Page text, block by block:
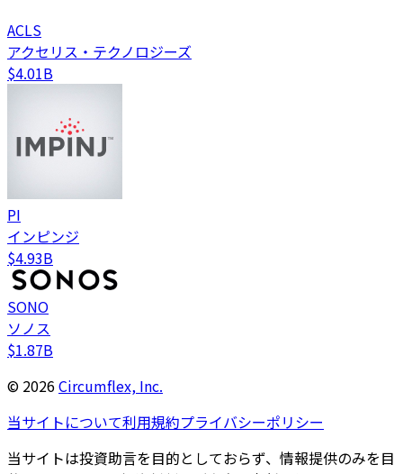
ACLS
アクセリス・テクノロジーズ
$4.01B
PI
インピンジ
$4.93B
SONO
ソノス
$1.87B
© 2026Circumflex, Inc.
当サイトについて利用規約プライバシーポリシー
当サイトは投資助言を目的としておらず、情報提供のみを目